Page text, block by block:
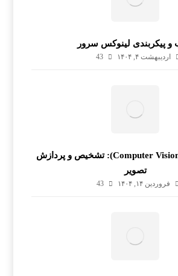
پیکربندی لینوکس سرور
اردیبهشت ۴, ۱۴۰۴ 43
بینایی ماشین (Computer Vision): تشخیص و پردازش
تصویر
فروردین ۱۴, ۱۴۰۴ 43